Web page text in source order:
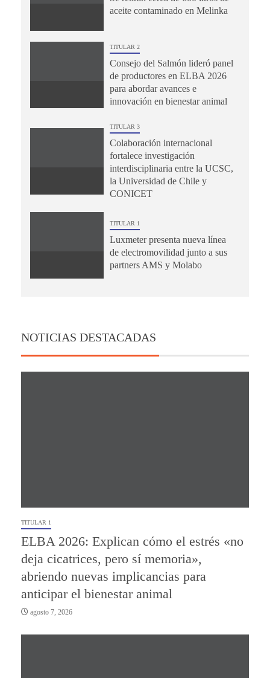
aceite contaminado en Melinka
TITULAR 2
Consejo del Salmón lideró panel
de productores en ELBA 2026
para abordar avances e
innovación en bienestar animal
TITULAR 3
Colaboración internacional
fortalece investigación
interdisciplinaria entre la UCSC,
la Universidad de Chile y
CONICET
TITULAR 1
Luxmeter presenta nueva línea
de electromovilidad junto a sus
partners AMS y Molabo
NOTICIAS DESTACADAS
TITULAR 1
ELBA 2026: Explican cómo el estrés «no
deja cicatrices, pero sí memoria»,
abriendo nuevas implicancias para
anticipar el bienestar animal
agosto 7, 2026